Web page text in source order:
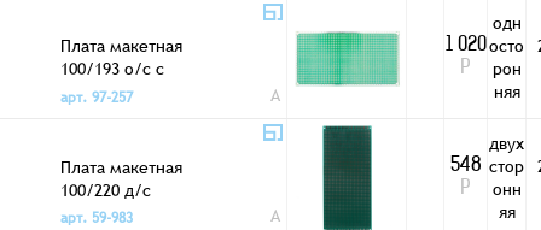
Плата макетная
100/193 о/с с
креп.отв. 2DM_1L
арт. 97-257 A
1 020
Р
одн
осто
рон
няя
Плата макетная
100/220 д/с
арт. 59-983
A
548
Р
двух
стор
онн
яя